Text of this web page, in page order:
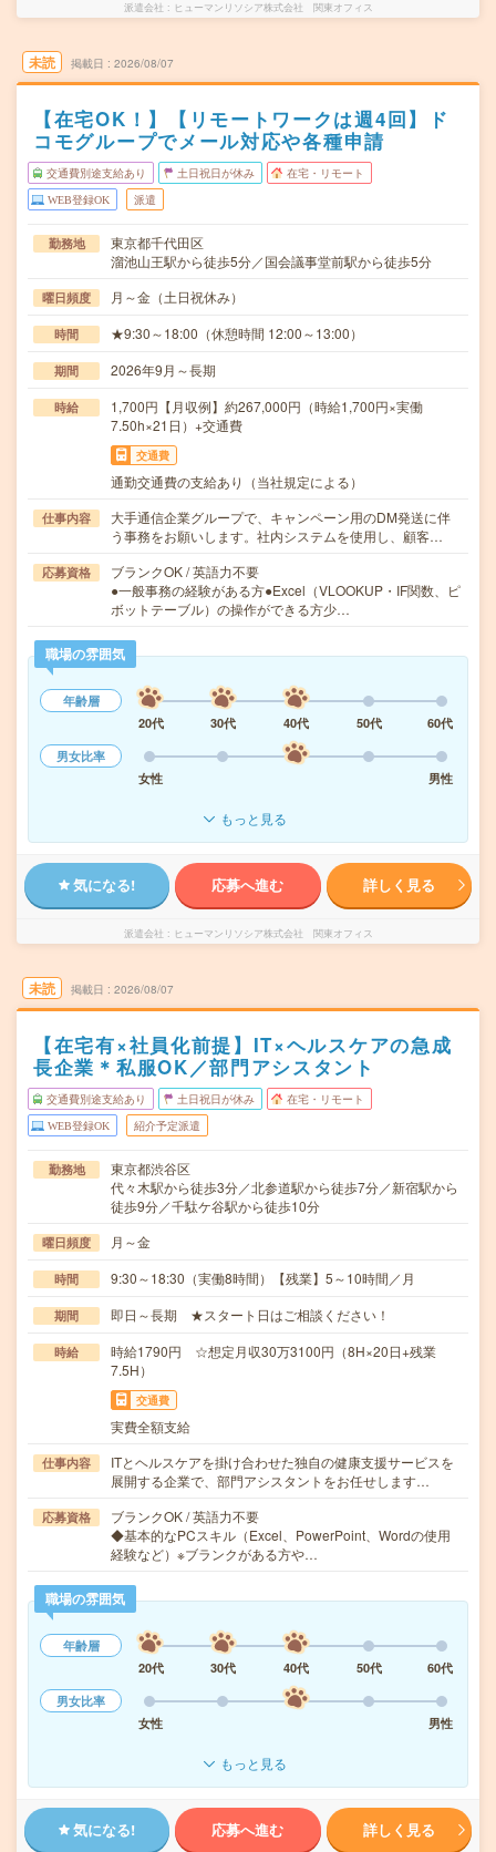
派遣会社 ヒューマンリソシア株式会社 関東オフィス
未読 掲載日 2026/08/07
【在宅OK！】【リモートワークは週4回】ド
コモグループでメール対応や各種申請
交通費別途支給あり 土日祝日が休み 在宅・リモート
WEB登録OK 派遣
勤務地
東京都千代田区
溜池山王駅から徒歩5分／国会議事堂前駅から徒歩5分
曜日頻度 月～金（土日祝休み）
時間 ★9:30～18:00（休憩時間 12:00～13:00）
期間 2026年9月～長期
時給
1,700円【月収例】約267,000円（時給1,700円×実働
7.50h×21日）+交通費
交通費
通勤交通費の支給あり（当社規定による）
仕事内容
大手通信企業グループで、キャンペーン用のDM発送に伴
う事務をお願いします。社内システムを使用し、顧客…
応募資格
ブランクOK / 英語力不要
●一般事務の経験がある方●Excel（VLOOKUP・IF関数、ピ
ボットテーブル）の操作ができる方少…
職場の雰囲気
年齢層
20代
30代 40代 50代
60代
男女比率
女性
男性
もっと見る
気になる! 応募へ進む 詳しく見る
派遣会社 ヒューマンリソシア株式会社 関東オフィス
未読 掲載日 2026/08/07
【在宅有×社員化前提】IT×ヘルスケアの急成
長企業＊私服OK／部門アシスタント
交通費別途支給あり 土日祝日が休み 在宅・リモート
WEB登録OK 紹介予定派遣
勤務地
東京都渋谷区
代々木駅から徒歩3分／北参道駅から徒歩7分／新宿駅から
徒歩9分／千駄ケ谷駅から徒歩10分
曜日頻度 月～金
時間 9:30～18:30（実働8時間）【残業】5～10時間／月
期間 即日～長期 ★スタート日はご相談ください！
時給
時給1790円 ☆想定月収30万3100円（8H×20日+残業
7.5H）
交通費
実費全額支給
仕事内容
ITとヘルスケアを掛け合わせた独自の健康支援サービスを
展開する企業で、部門アシスタントをお任せします…
応募資格
ブランクOK / 英語力不要
◆基本的なPCスキル（Excel、PowerPoint、Wordの使用
経験など）※ブランクがある方や…
職場の雰囲気
年齢層
20代
30代 40代 50代
60代
男女比率
女性
男性
もっと見る
気になる! 応募へ進む 詳しく見る